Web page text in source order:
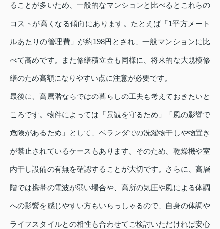
ることが多いため、一般的なマンションと比べるとこれらの
コストが高くなる傾向にあります。たとえば「1平方メート
ルあたりの管理費」が約198円とされ、一般マンションに比
べて高めです。また修繕積立金も同様に、将来的な大規模修
繕のため高額になりやすい点に注意が必要です。
最後に、高層階ならではの暮らしの工夫も考えておきたいと
ころです。物件によっては「景観を守るため」「風の影響で
危険があるため」として、ベランダでの洗濯物干しや物置き
が禁止されているケースもあります。そのため、乾燥機や室
内干し設備の有無を確認することが大切です。さらに、高層
階では携帯の電波が弱い場合や、高所の気圧や風による体調
への影響を感じやすい方もいらっしゃるので、自身の体調や
ライフスタイルとの相性も合わせてご検討いただければ安心